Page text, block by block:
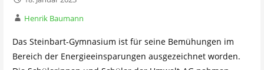
Henrik Baumann
Das Steinbart-Gymnasium ist für seine Bemühungen im
Bereich der Energieeinsparungen ausgezeichnet worden.